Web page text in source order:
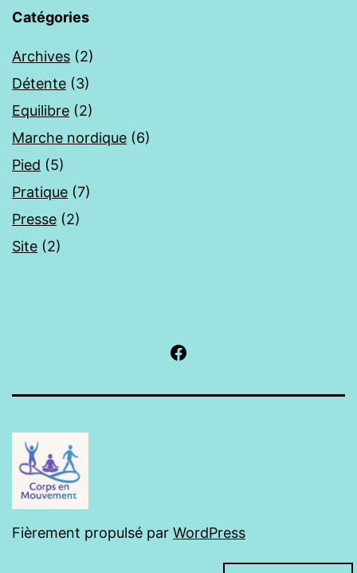
Catégories
Archives (2)
Détente (3)
Equilibre (2)
Marche nordique (6)
Pied (5)
Pratique (7)
Presse (2)
Site (2)
Fièrement propulsé par WordPress